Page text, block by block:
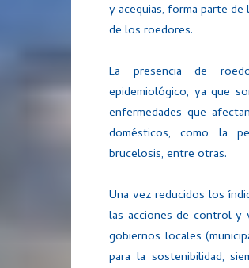
y acequias, forma parte
de los roedores.
La presencia de
epidemiológico, ya que
enfermedades que
domésticos, como la
brucelosis, entre otras.
Una vez reducidos los
las acciones de control y
gobiernos locales
para la sostenibilidad,